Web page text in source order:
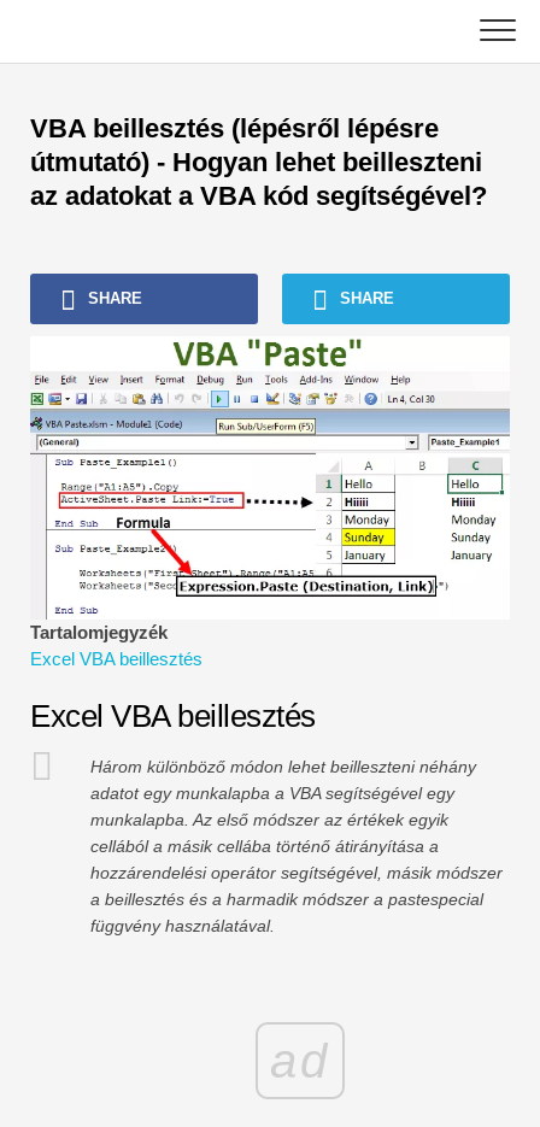
content
Számviteli oktatóanyagok
Eszközkezelési oktatóanyagok
Excel, VBA és Power BI
Befektetési banki oktatóanyagok
Legjobb könyvek
Pénzügy Karrier útmutatók
Pénzügyi tanúsítási források
Pénzügyi modellezési oktatóanyagok
Teljes alak
Kockázatkezelési oktatóanyagok
VBA beillesztés (lépésről lépésre
útmutató) - Hogyan lehet beilleszteni
az adatokat a VBA kód segítségével?
SHARE SHARE
Tartalomjegyzék
Excel VBA beillesztés
Excel VBA beillesztés
Három különböző módon lehet beilleszteni néhány
adatot egy munkalapba a VBA segítségével egy
munkalapba. Az első módszer az értékek egyik
cellából a másik cellába történő átirányítása a
hozzárendelési operátor segítségével, másik módszer
a beillesztés és a harmadik módszer a pastespecial
függvény használatával.
ad